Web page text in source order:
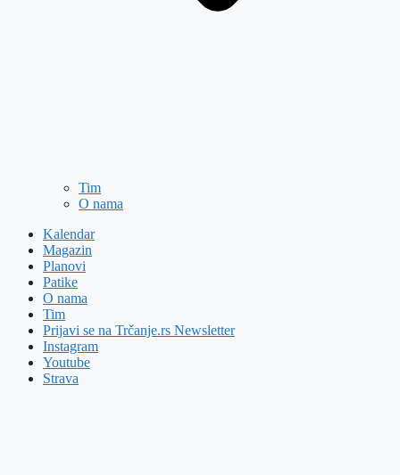
Tim
O nama
Kalendar
Magazin
Planovi
Patike
O nama
Tim
Prijavi se na Trčanje.rs Newsletter
Instagram
Youtube
Strava